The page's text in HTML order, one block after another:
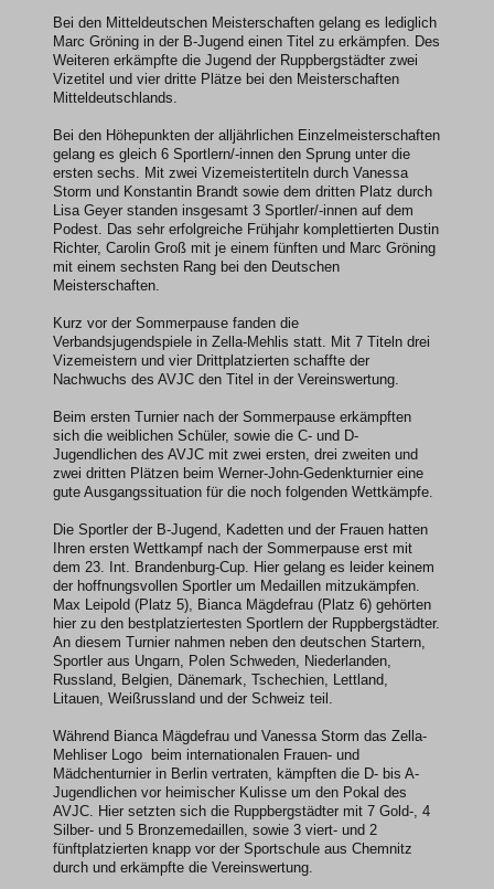
Bei den Mitteldeutschen Meisterschaften gelang es lediglich
Marc Gröning in der B-Jugend einen Titel zu erkämpfen. Des
Weiteren erkämpfte die Jugend der Ruppbergstädter zwei
Vizetitel und vier dritte Plätze bei den Meisterschaften
Mitteldeutschlands.
Bei den Höhepunkten der alljährlichen Einzelmeisterschaften
gelang es gleich 6 Sportlern/-innen den Sprung unter die
ersten sechs. Mit zwei Vizemeistertiteln durch Vanessa
Storm und Konstantin Brandt sowie dem dritten Platz durch
Lisa Geyer standen insgesamt 3 Sportler/-innen auf dem
Podest. Das sehr erfolgreiche Frühjahr komplettierten Dustin
Richter, Carolin Groß mit je einem fünften und Marc Gröning
mit einem sechsten Rang bei den Deutschen
Meisterschaften.
Kurz vor der Sommerpause fanden die
Verbandsjugendspiele in Zella-Mehlis statt. Mit 7 Titeln drei
Vizemeistern und vier Drittplatzierten schaffte der
Nachwuchs des AVJC den Titel in der Vereinswertung.
Beim ersten Turnier nach der Sommerpause erkämpften
sich die weiblichen Schüler, sowie die C- und D-
Jugendlichen des AVJC mit zwei ersten, drei zweiten und
zwei dritten Plätzen beim Werner-John-Gedenkturnier eine
gute Ausgangssituation für die noch folgenden Wettkämpfe.
Die Sportler der B-Jugend, Kadetten und der Frauen hatten
Ihren ersten Wettkampf nach der Sommerpause erst mit
dem 23. Int. Brandenburg-Cup. Hier gelang es leider keinem
der hoffnungsvollen Sportler um Medaillen mitzukämpfen.
Max Leipold (Platz 5), Bianca Mägdefrau (Platz 6) gehörten
hier zu den bestplatziertesten Sportlern der Ruppbergstädter.
An diesem Turnier nahmen neben den deutschen Startern,
Sportler aus Ungarn, Polen Schweden, Niederlanden,
Russland, Belgien, Dänemark, Tschechien, Lettland,
Litauen, Weißrussland und der Schweiz teil.
Während Bianca Mägdefrau und Vanessa Storm das Zella-
Mehliser Logo beim internationalen Frauen- und
Mädchenturnier in Berlin vertraten, kämpften die D- bis A-
Jugendlichen vor heimischer Kulisse um den Pokal des
AVJC. Hier setzten sich die Ruppbergstädter mit 7 Gold-, 4
Silber- und 5 Bronzemedaillen, sowie 3 viert- und 2
fünftplatzierten knapp vor der Sportschule aus Chemnitz
durch und erkämpfte die Vereinswertung.